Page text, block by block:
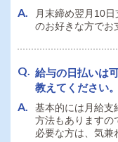
申し訳ありません
月末締め翌月10
のお好きな方でお
給与の日払いは
教えてください。
基本的には月給支
方法もありますの
必要な方は、気兼